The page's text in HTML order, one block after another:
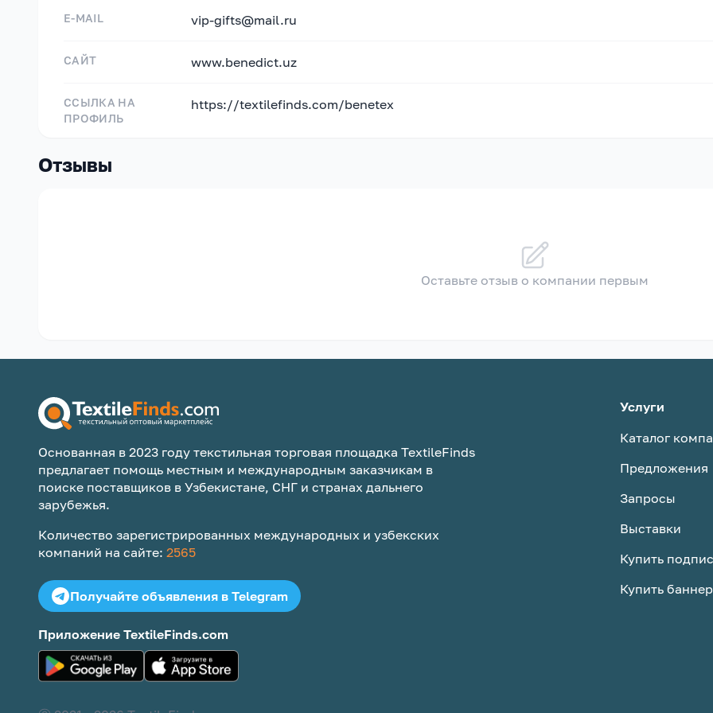
E-MAIL vip-gifts@mail.ru
САЙТ www.benedict.uz
ССЫЛКА НА
ПРОФИЛЬ
https://textilefinds.com/benetex
Отзывы
Оставьте отзыв о компании первым
Основанная в 2023 году текстильная торговая площадка TextileFinds
предлагает помощь местным и международным заказчикам в
поиске поставщиков в Узбекистане, СНГ и странах дальнего
зарубежья.
Количество зарегистрированных международных и узбекских
компаний на сайте: 2565
Получайте объявления в Telegram
Приложение TextileFinds.com
Услуги
Каталог
Предложения
Запросы
Выставки
Купить
Купить баннер